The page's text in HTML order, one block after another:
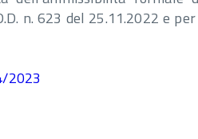
n. 623 del 25.11.2022 e
2023